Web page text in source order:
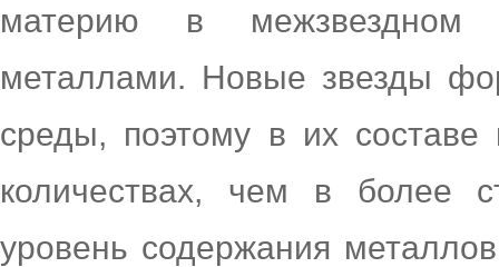
материю в межзвездном
металлами. Новые звезды
среды, поэтому в их
количествах, чем в более
уровень содержания